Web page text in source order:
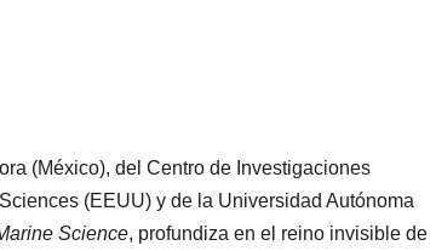
(México), del Centro de Investigaciones
(EEUU) y de la Universidad Autónoma
Science, profundiza en el reino invisible de